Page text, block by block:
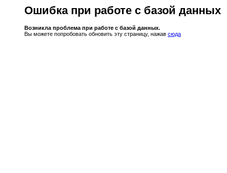
Ошибка при работе с базой данных
Возникла проблема при работе с базой данных.
Вы можете попробовать обновить эту страницу, нажав сюда